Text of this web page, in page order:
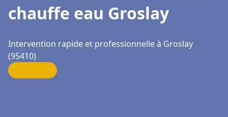
chauffe eau Groslay
Intervention rapide et professionnelle à Groslay
(95410)